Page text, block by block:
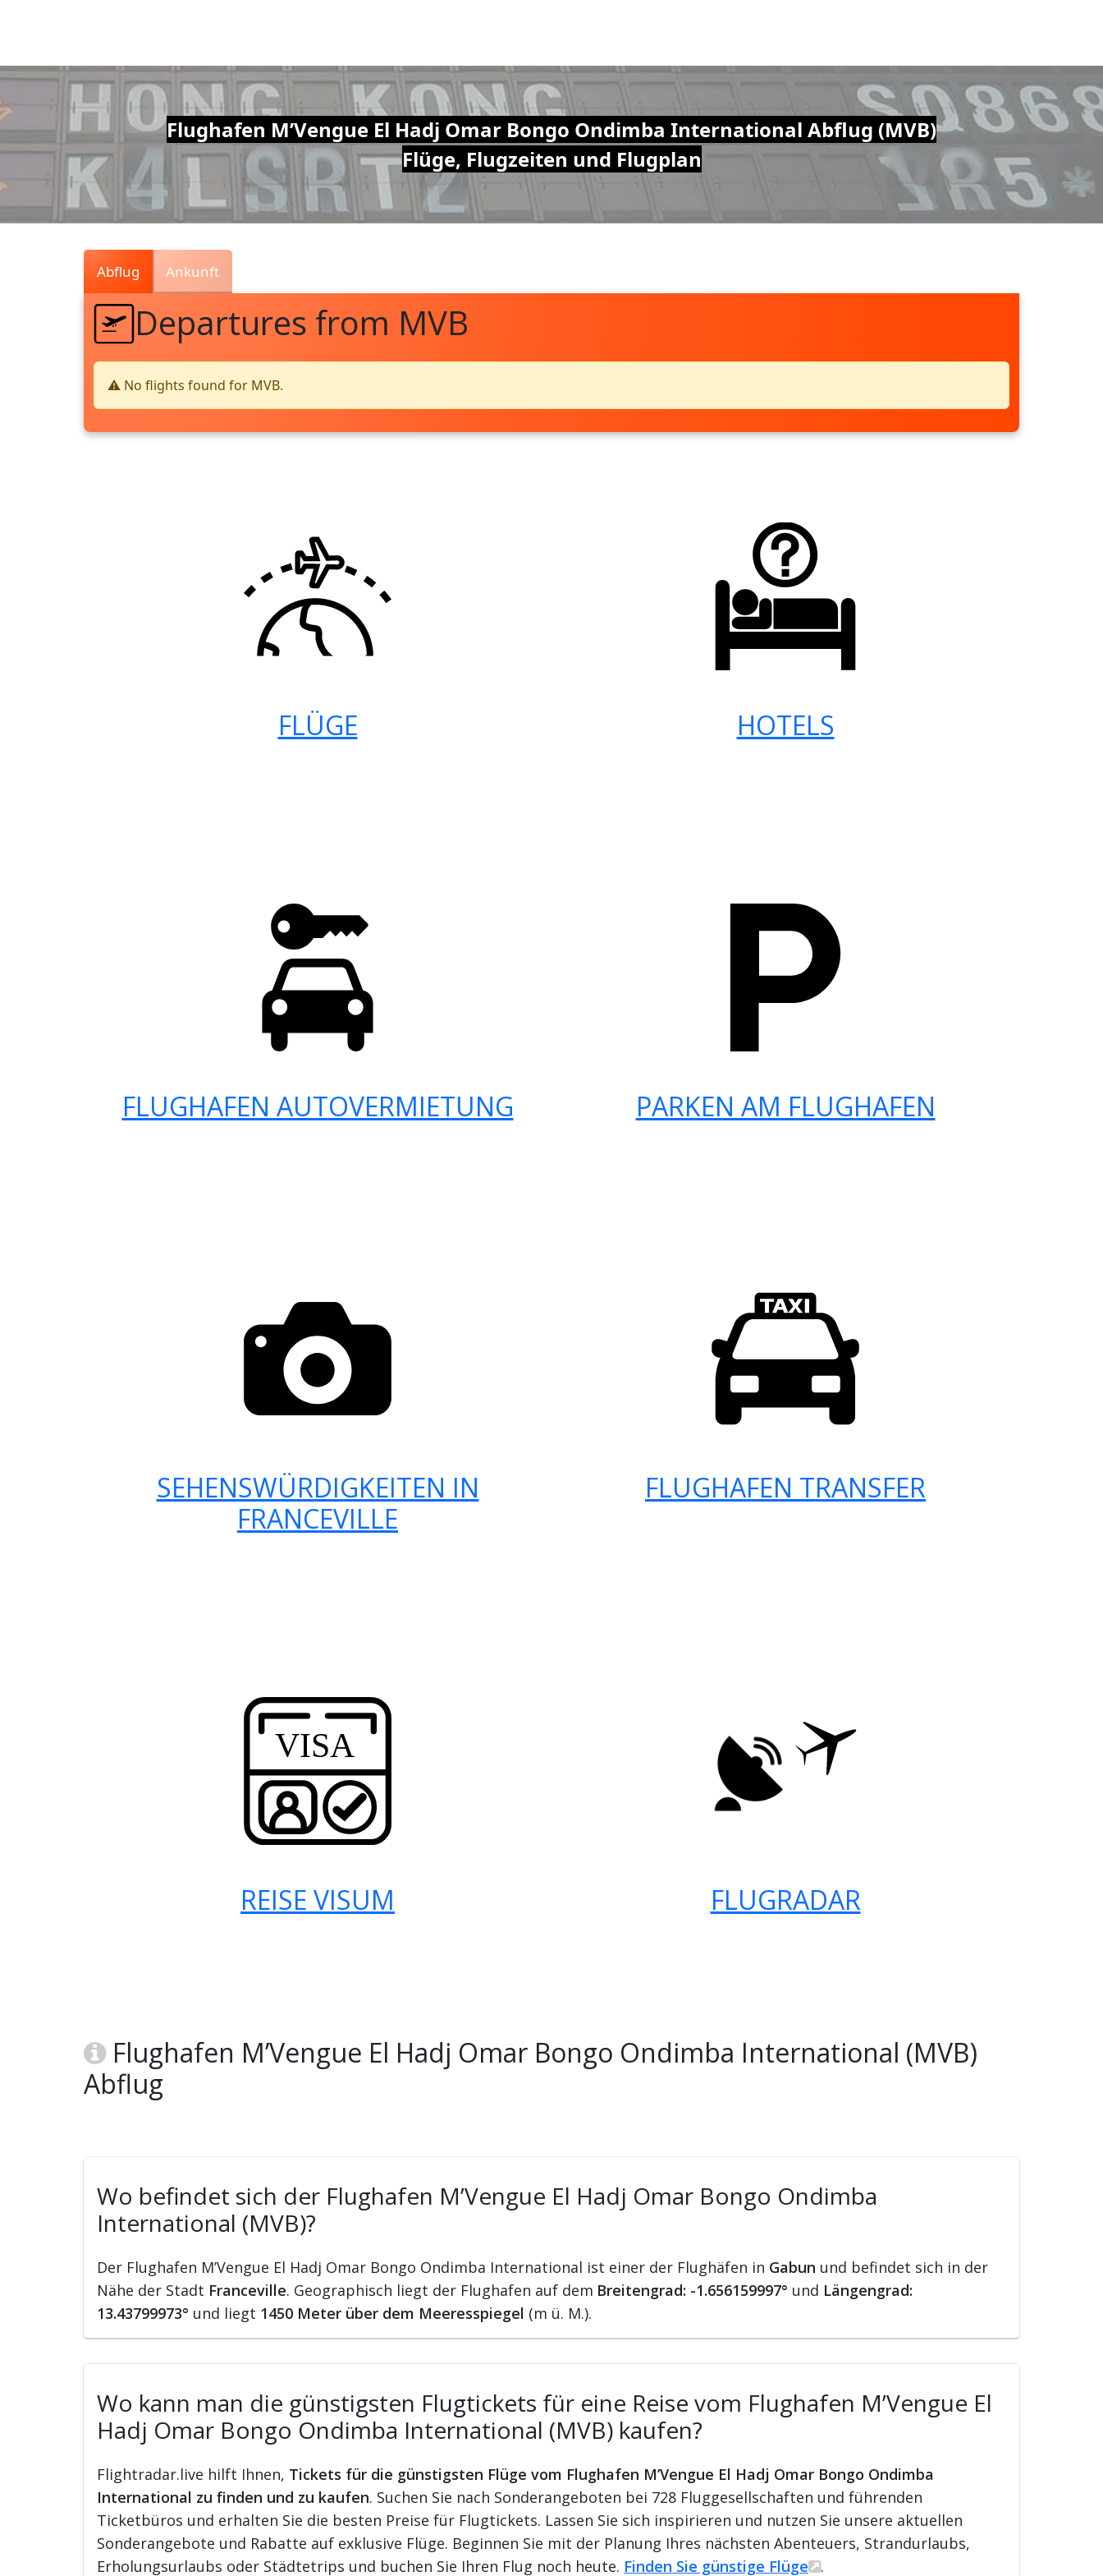
Traffic
Live Flughafen M’Vengue El Hadj Omar Bongo Ondimba International Abflug (MVB)
Flüge, Flugzeiten und Flugplan
Abflug Ankunft
Departures from MVB
⚠️ No flights found for MVB.
FLÜGE HOTELS
FLUGHAFEN AUTOVERMIETUNG PARKEN AM FLUGHAFEN
SEHENSWÜRDIGKEITEN IN
FRANCEVILLE
FLUGHAFEN TRANSFER
REISE VISUM FLUGRADAR
Flughafen M’Vengue El Hadj Omar Bongo Ondimba International (MVB)
Abflug
Wo befindet sich der Flughafen M’Vengue El Hadj Omar Bongo Ondimba
International (MVB)?
Der Flughafen M’Vengue El Hadj Omar Bongo Ondimba International ist einer der Flughäfen in Gabun und befindet sich in der
Nähe der Stadt Franceville. Geographisch liegt der Flughafen auf dem Breitengrad: -1.656159997° und Längengrad:
13.43799973° und liegt 1450 Meter über dem Meeresspiegel (m ü. M.).
Wo kann man die günstigsten Flugtickets für eine Reise vom Flughafen M’Vengue El
Hadj Omar Bongo Ondimba International (MVB) kaufen?
Flightradar.live hilft Ihnen, Tickets für die günstigsten Flüge vom Flughafen M’Vengue El Hadj Omar Bongo Ondimba
International zu finden und zu kaufen. Suchen Sie nach Sonderangeboten bei 728 Fluggesellschaften und führenden
Ticketbüros und erhalten Sie die besten Preise für Flugtickets. Lassen Sie sich inspirieren und nutzen Sie unsere aktuellen
Sonderangebote und Rabatte auf exklusive Flüge. Beginnen Sie mit der Planung Ihres nächsten Abenteuers, Strandurlaubs,
Erholungsurlaubs oder Städtetrips und buchen Sie Ihren Flug noch heute. Finden Sie günstige Flüge .